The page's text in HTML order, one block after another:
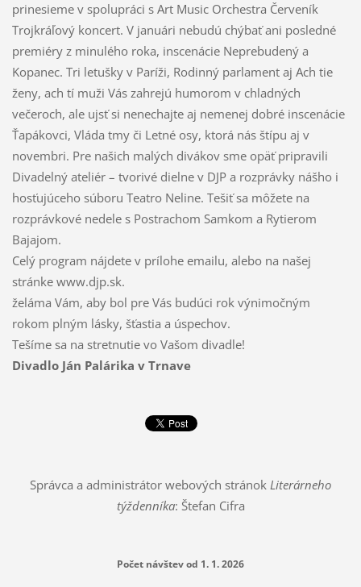
prinesieme v spolupráci s Art Music Orchestra Červeník
Trojkráľový koncert. V januári nebudú chýbať ani posledné
premiéry z minulého roka, inscenácie Neprebudený a
Kopanec. Tri letušky v Paríži, Rodinný parlament aj Ach tie
ženy, ach tí muži Vás zahrejú humorom v chladných
večeroch, ale ujsť si nenechajte aj nemenej dobré inscenácie
Ťapákovci, Vláda tmy či Letné osy, ktorá nás štípu aj v
novembri. Pre našich malých divákov sme opäť pripravili
Divadelný ateliér – tvorivé dielne v DJP a rozprávky nášho i
hosťujúceho súboru Teatro Neline. Tešiť sa môžete na
rozprávkové nedele s Postrachom Samkom a Rytierom
Bajajom.
Celý program nájdete v prílohe emailu, alebo na našej
stránke www.djp.sk.
želáma Vám, aby bol pre Vás budúci rok výnimočným
rokom plným lásky, šťastia a úspechov.
Tešíme sa na stretnutie vo Vašom divadle!
Divadlo Ján Palárika v Trnave
Správca a administrátor webových stránok Literárneho
týždenníka: Štefan Cifra
Počet návštev od 1. 1. 2026